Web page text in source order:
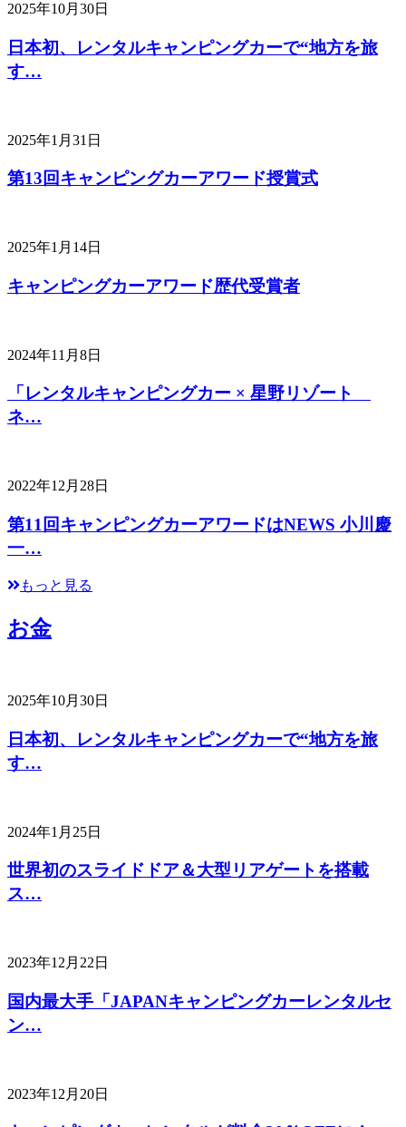
2025年10月30日
日本初、レンタルキャンピングカーで“地方を旅
す…
2025年1月31日
第13回キャンピングカーアワード授賞式
2025年1月14日
キャンピングカーアワード歴代受賞者
2024年11月8日
「レンタルキャンピングカー × 星野リゾート
ネ…
2022年12月28日
第11回キャンピングカーアワードはNEWS 小川慶
一…
もっと見る
お金
2025年10月30日
日本初、レンタルキャンピングカーで“地方を旅
す…
2024年1月25日
世界初のスライドドア＆大型リアゲートを搭載
ス…
2023年12月22日
国内最大手「JAPANキャンピングカーレンタルセ
ン…
2023年12月20日